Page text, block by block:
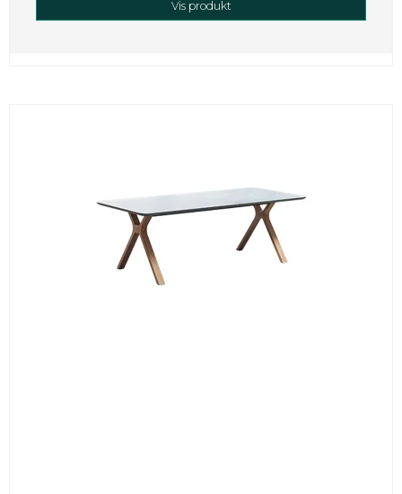
Vis produkt